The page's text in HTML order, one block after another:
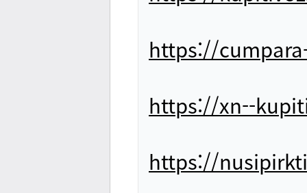
https://
https://xn--
https://